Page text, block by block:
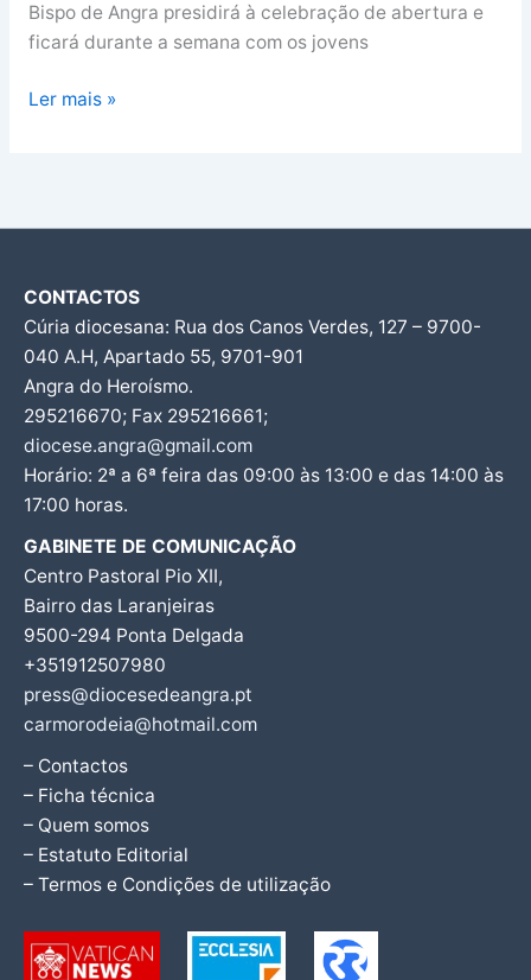
Bispo de Angra presidirá à celebração de abertura e
ficará durante a semana com os jovens
Ler mais »
CONTACTOS
Cúria diocesana: Rua dos Canos Verdes, 127 – 9700-
040 A.H, Apartado 55, 9701-901
Angra do Heroísmo.
295216670; Fax 295216661;
diocese.angra@gmail.com
Horário: 2ª a 6ª feira das 09:00 às 13:00 e das 14:00 às
17:00 horas.
GABINETE DE COMUNICAÇÃO
Centro Pastoral Pio XII,
Bairro das Laranjeiras
9500-294 Ponta Delgada
+351912507980
press@diocesedeangra.pt
carmorodeia@hotmail.com
– Contactos
– Ficha técnica
– Quem somos
– Estatuto Editorial
– Termos e Condições de utilização